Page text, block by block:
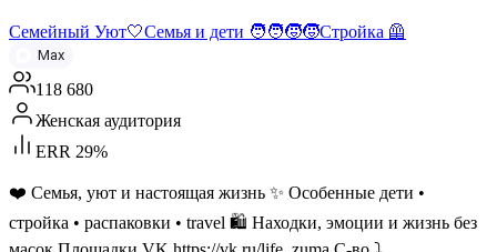
Семейный Уют🤍Семья и дети 🧑‍🧑‍🧒‍🧒Стройка 🦺
Max
118 680
Женская аудитория
ERR 29%
❤️ Семья, уют и настоящая жизнь ✨ Особенные дети •
стройка • распаковки • travel 🛍️ Находки, эмоции и жизнь без